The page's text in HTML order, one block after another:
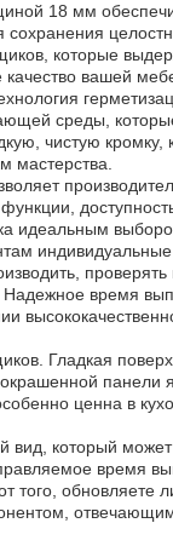
18 мм
которые
вашей
среды,
чистую кромку,
мастерства.
идеальным
проверять
Надежное время
Гладкая
панели
ценна в
вид, который
время
того, обновляете